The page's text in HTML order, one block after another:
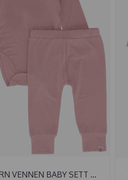
VENNEN BABY SETT ...